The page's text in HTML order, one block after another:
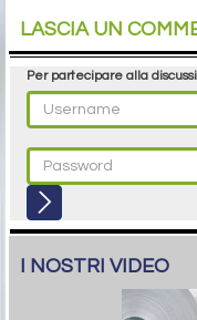
LASCIA UN
Per partecipare alla
I NOSTRI VIDEO